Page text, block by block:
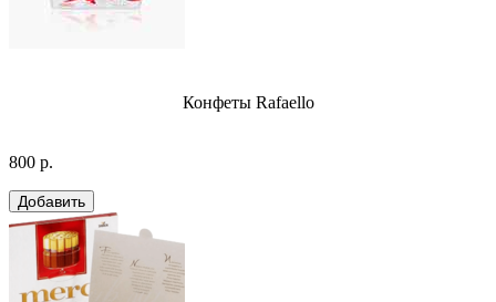
Конфеты Rafaello
800 р.